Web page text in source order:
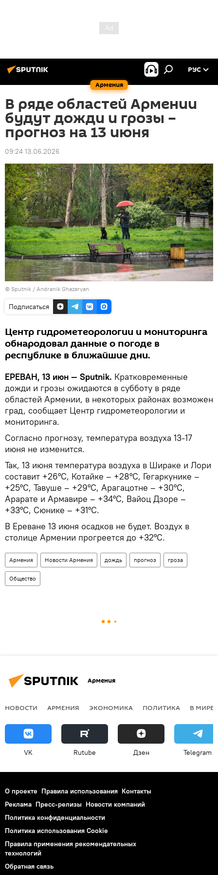
Армения
РУС
В ряде областей Армении
будут дожди и грозы –
прогноз на 13 июня
09:24 13.06.2026
© Sputnik / Andranik Ghazaryan
Подписаться
Центр гидрометеорологии и мониторинга
обнародовал данные о погоде в
республике в ближайшие дни.
ЕРЕВАН, 13 июн — Sputnik. Кратковременные
дожди и грозы ожидаются в субботу в ряде
областей Армении, в некоторых районах возможен
град, сообщает Центр гидрометеорологии и
мониторинга.
Согласно прогнозу, температура воздуха 13-17
июня не изменится.
Так, 13 июня температура воздуха в Шираке и Лори
составит +26°С, Котайке – +28°С, Гегаркунике –
+25°С, Тавуше – +29°С, Арагацотне – +30°С,
Арарате и Армавире – +34°С, Вайоц Дзоре –
+33°С, Сюнике – +31°С.
В Ереване 13 июня осадков не будет. Воздух в
столице Армении прогреется до +32°С.
Армения Новости Армения дождь прогноз гроза
Общество
Армения
НОВОСТИ АРМЕНИЯ ЭКОНОМИКА ПОЛИТИКА В МИРЕ
VK Rutube Дзен Telegram
О проекте Правила использования Контакты
Реклама Пресс-релизы Новости компаний
Политика конфиденциальности
Политика использования Cookie
Правила применения рекомендательных
технологий
Обратная связь